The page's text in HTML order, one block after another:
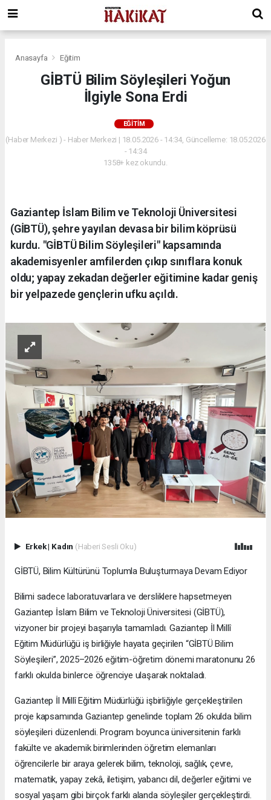
Anasayfa Eğitim
GİBTÜ Bilim Söyleşileri Yoğun
İlgiyle Sona Erdi
EĞITIM
(Haber Merkezi ) - Haber Merkezi | 18.05.2026 - 14:34, Güncelleme: 18.05.2026
- 14:34
1358+ kez okundu.
Gaziantep İslam Bilim ve Teknoloji Üniversitesi
(GİBTÜ), şehre yayılan devasa bir bilim köprüsü
kurdu. "GİBTÜ Bilim Söyleşileri" kapsamında
akademisyenler amfilerden çıkıp sınıflara konuk
oldu; yapay zekadan değerler eğitimine kadar geniş
bir yelpazede gençlerin ufku açıldı.
Erkek| Kadın (Haberi Sesli Oku)
GİBTÜ, Bilim Kültürünü Toplumla Buluşturmaya Devam Ediyor
Bilimi sadece laboratuvarlara ve dersliklere hapsetmeyen
Gaziantep İslam Bilim ve Teknoloji Üniversitesi (GİBTÜ),
vizyoner bir projeyi başarıyla tamamladı. Gaziantep İl Millî
Eğitim Müdürlüğü iş birliğiyle hayata geçirilen “GİBTÜ Bilim
Söyleşileri”, 2025–2026 eğitim-öğretim dönemi maratonunu 26
farklı okulda binlerce öğrenciye ulaşarak noktaladı.
Gaziantep İl Millî Eğitim Müdürlüğü işbirliğiyle gerçekleştirilen
proje kapsamında Gaziantep genelinde toplam 26 okulda bilim
söyleşileri düzenlendi. Program boyunca üniversitenin farklı
fakülte ve akademik birimlerinden öğretim elemanları
öğrencilerle bir araya gelerek bilim, teknoloji, sağlık, çevre,
matematik, yapay zekâ, iletişim, yabancı dil, değerler eğitimi ve
sosyal yaşam gibi birçok farklı alanda söyleşiler gerçekleştirdi.